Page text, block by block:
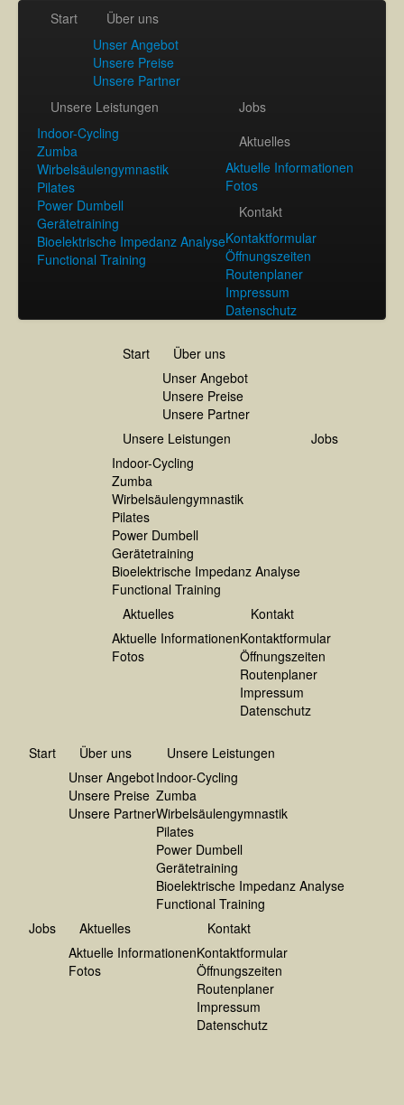
Start
Über uns
Unser Angebot
Unsere Preise
Unsere Partner
Unsere Leistungen
Indoor-Cycling
Zumba
Wirbelsäulengymnastik
Pilates
Power Dumbell
Gerätetraining
Bioelektrische Impedanz Analyse
Functional Training
Jobs
Aktuelles
Aktuelle Informationen
Fotos
Kontakt
Kontaktformular
Öffnungszeiten
Routenplaner
Impressum
Datenschutz
Start
Über uns
Unser Angebot
Unsere Preise
Unsere Partner
Unsere Leistungen
Indoor-Cycling
Zumba
Wirbelsäulengymnastik
Pilates
Power Dumbell
Gerätetraining
Bioelektrische Impedanz Analyse
Functional Training
Jobs
Aktuelles
Aktuelle Informationen
Fotos
Kontakt
Kontaktformular
Öffnungszeiten
Routenplaner
Impressum
Datenschutz
Start
Über uns
Unser Angebot
Unsere Preise
Unsere Partner
Unsere Leistungen
Indoor-Cycling
Zumba
Wirbelsäulengymnastik
Pilates
Power Dumbell
Gerätetraining
Bioelektrische Impedanz Analyse
Functional Training
Jobs
Aktuelles
Aktuelle Informationen
Fotos
Kontakt
Kontaktformular
Öffnungszeiten
Routenplaner
Impressum
Datenschutz